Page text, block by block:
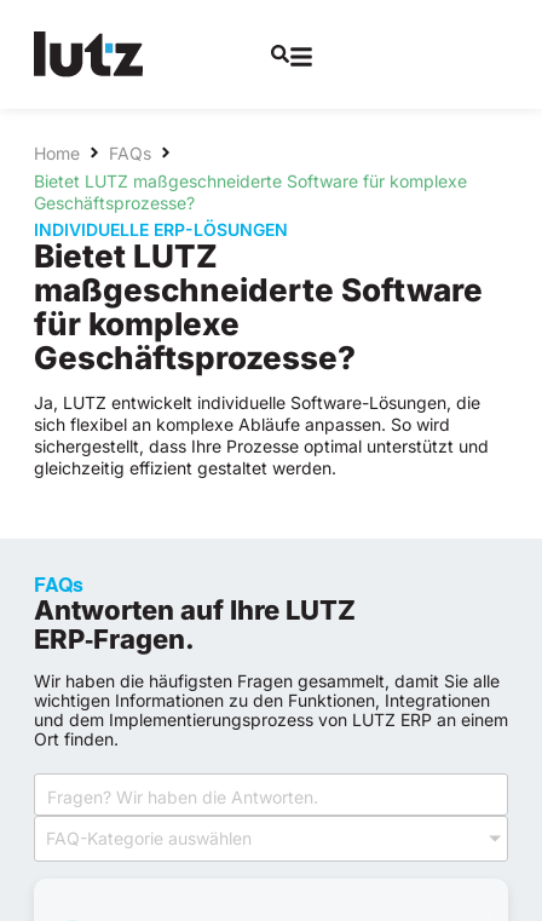
Home
FAQs
Bietet LUTZ maßgeschneiderte Software für komplexe
Geschäftsprozesse?
INDIVIDUELLE ERP-LÖSUNGEN
Bietet LUTZ
maßgeschneiderte Software
für komplexe
Geschäftsprozesse?
Ja, LUTZ entwickelt individuelle Software-Lösungen, die
sich flexibel an komplexe Abläufe anpassen. So wird
sichergestellt, dass Ihre Prozesse optimal unterstützt und
gleichzeitig effizient gestaltet werden.
FAQs
Antworten auf Ihre LUTZ
ERP‑Fragen.
Wir haben die häufigsten Fragen gesammelt, damit Sie alle
wichtigen Informationen zu den Funktionen, Integrationen
und dem Implementierungsprozess von LUTZ ERP an einem
Ort finden.
FAQ-Kategorie auswählen